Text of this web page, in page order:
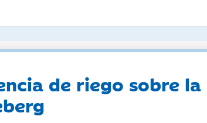
de riego sobre